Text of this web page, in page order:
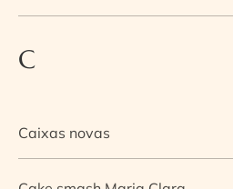
C
Caixas novas